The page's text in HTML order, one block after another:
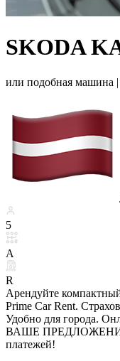
SKODA
или подобная машина |
5
A
R
Арендуйте
Prime Car Rent.
Удобно для города.
ВАШЕ
платежей!